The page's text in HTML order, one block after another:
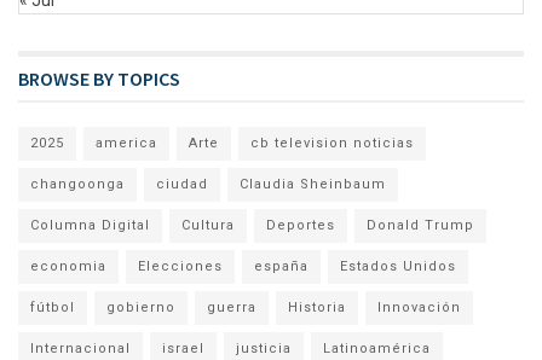
BROWSE BY TOPICS
2025 america Arte cb television noticias
changoonga ciudad Claudia Sheinbaum
Columna Digital Cultura Deportes Donald Trump
economia Elecciones españa Estados Unidos
fútbol gobierno guerra Historia Innovación
Internacional israel justicia Latinoamérica